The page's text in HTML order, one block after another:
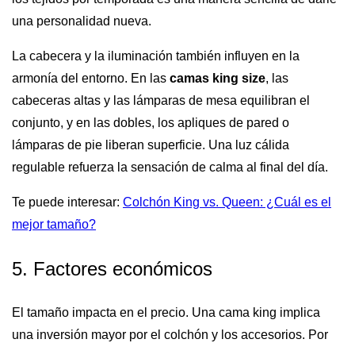
una personalidad nueva.
La cabecera y la iluminación también influyen en la
armonía del entorno. En las camas king size, las
cabeceras altas y las lámparas de mesa equilibran el
conjunto, y en las dobles, los apliques de pared o
lámparas de pie liberan superficie. Una luz cálida
regulable refuerza la sensación de calma al final del día.
Te puede interesar: Colchón King vs. Queen: ¿Cuál es el
mejor tamaño?
5. Factores económicos
El tamaño impacta en el precio. Una cama king implica
una inversión mayor por el colchón y los accesorios. Por